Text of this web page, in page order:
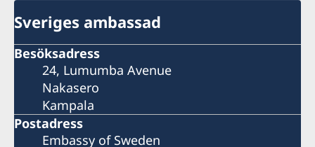
Sveriges ambassad
Besöksadress
24, Lumumba Avenue
Nakasero
Kampala
Postadress
Embassy of Sweden